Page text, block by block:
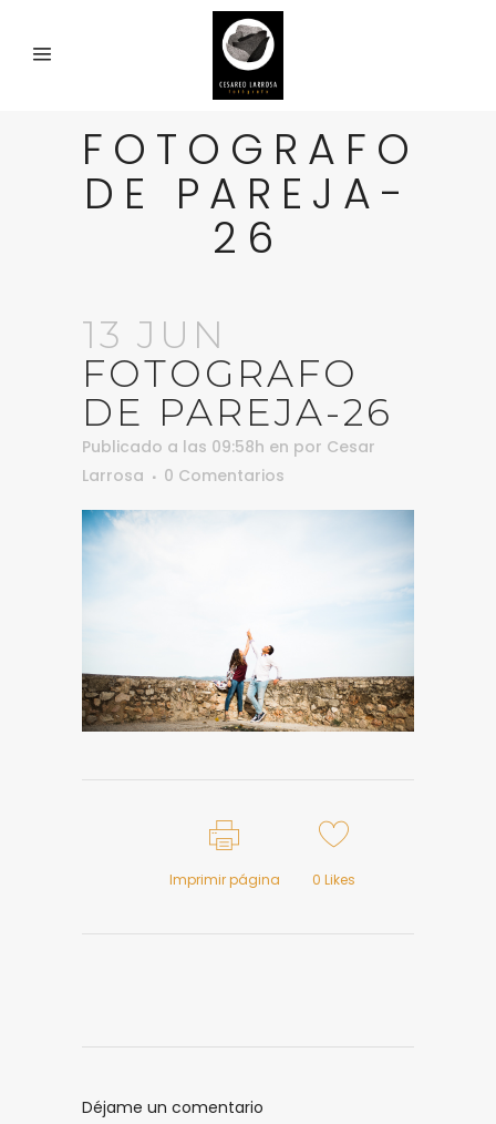
FOTOGRAFO
DE PAREJA-
26
13 JUN
FOTOGRAFO
DE PAREJA-26
Publicado a las 09:58h en por Cesar
Larrosa
0 Comentarios
Imprimir página 0 Likes
Déjame un comentario